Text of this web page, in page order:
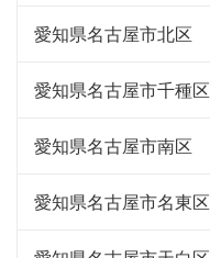
愛知県名古屋市北区
愛知県名古屋市千種区
愛知県名古屋市南区
愛知県名古屋市名東区